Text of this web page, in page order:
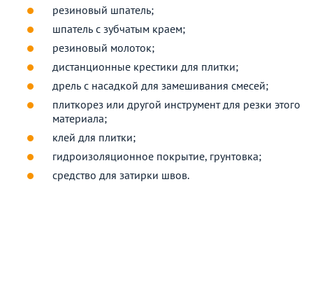
резиновый шпатель;
шпатель с зубчатым краем;
резиновый молоток;
дистанционные крестики для плитки;
дрель с насадкой для замешивания смесей;
плиткорез или другой инструмент для резки этого
материала;
клей для плитки;
гидроизоляционное покрытие, грунтовка;
средство для затирки швов.